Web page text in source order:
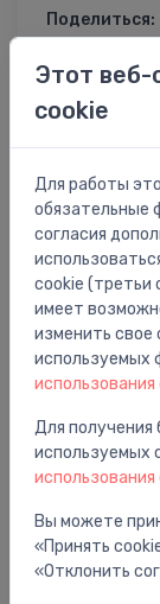
Поделиться:
Rad.
(kr.p.)
Вам
Этот веб-
cookie
Для работы
обязательные
согласия
cookie (третьи
имеет
изменить свое
используемых
Для получения
используемых
Вы можете
«Принять
«Отклонить